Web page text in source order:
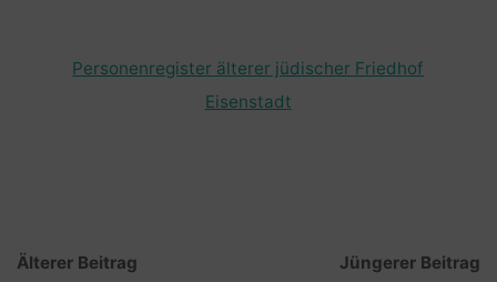
Personenregister älterer jüdischer Friedhof
Eisenstadt
Älterer Beitrag Jüngerer Beitrag